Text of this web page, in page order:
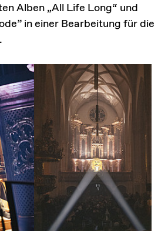
Alben „All Life Long“ und
in einer Bearbeitung für die